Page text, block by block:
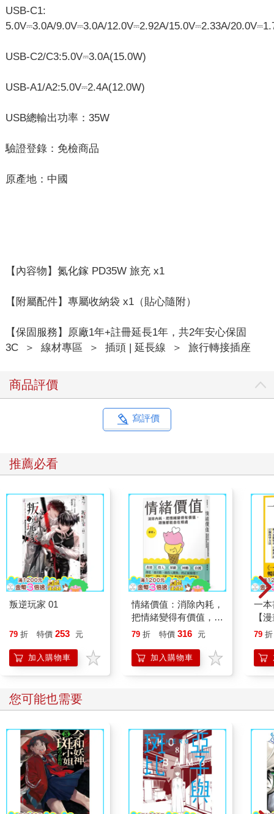
USB-C1:
5.0V⎓3.0A/9.0V⎓3.0A/12.0V⎓2.92A/15.0V⎓2.33A/
USB-C2/C3:5.0V⎓3.0A(15.0W)
USB-A1/A2:5.0V⎓2.4A(12.0W)
USB總輸出功率：35W
驗證登錄：免檢商品
原產地：中國
【內容物】氮化鎵 PD35W 旅充 x1
【附屬配件】專屬收納袋 x1（貼心隨附）
【保固服務】原廠1年+註冊延長1年，共2年安心保固
3C
＞ 線材專區 ＞ 插頭 | 延長線 ＞ 旅行轉接插座
商品評價
寫評價
推薦必看
叛逆玩家 01
79 折 特價 253 元
加入購物車
情緒價值：消除內耗，
把情緒變得有價值，跟
誰都能自在相處
79 折 特價 316 元
加入購物車
一
【
行
「
學方
79 折
您可能也需要